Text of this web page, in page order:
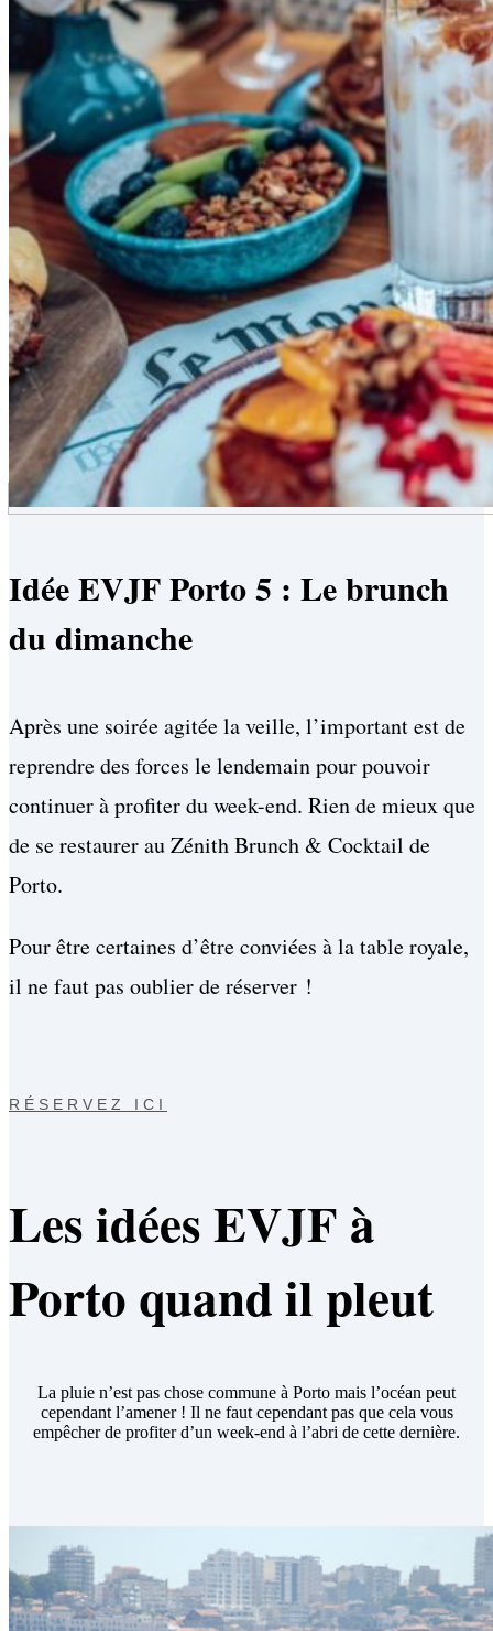
Idée EVJF Porto 5 : Le brunch
du dimanche
Après une soirée agitée la veille, l’important est de
reprendre des forces le lendemain pour pouvoir
continuer à profiter du week-end. Rien de mieux que
de se restaurer au Zénith Brunch & Cocktail de
Porto.
Pour être certaines d’être conviées à la table royale,
il ne faut pas oublier de réserver !
RÉSERVEZ ICI
Les idées EVJF à
Porto quand il pleut
La pluie n’est pas chose commune à Porto mais l’océan peut
cependant l’amener ! Il ne faut cependant pas que cela vous
empêcher de profiter d’un week-end à l’abri de cette dernière.